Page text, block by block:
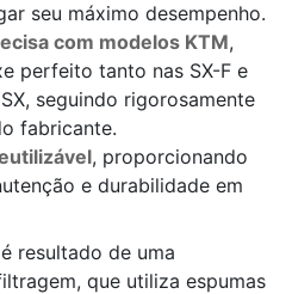
seu máximo desempenho.
com modelos KTM,
perfeito tanto nas SX-F e
seguindo rigorosamente
fabricante.
, proporcionando
e durabilidade em
é resultado de uma
que utiliza espumas